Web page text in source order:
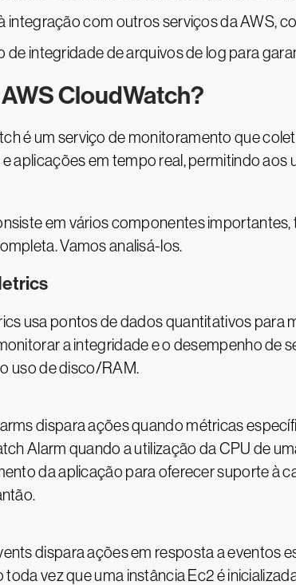
integração com outros serviços da AWS,
de integridade de arquivos de log para
CloudWatch?
é um serviço de monitoramento que
aplicações em tempo real, permitindo
em vários componentes
Vamos analisá-los.
usa pontos de dados quantitativos para
a integridade e o desempenho de
uso de disco/RAM.
dispara ações quando métricas
Alarm quando a utilização da CPU de
da aplicação para oferecer suporte à
dispara ações em resposta a eventos
toda vez que uma instância Ec2 é